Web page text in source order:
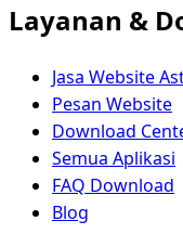
Layanan &
Jasa Website
Pesan Website
Download
Semua Aplikasi
FAQ Download
Blog